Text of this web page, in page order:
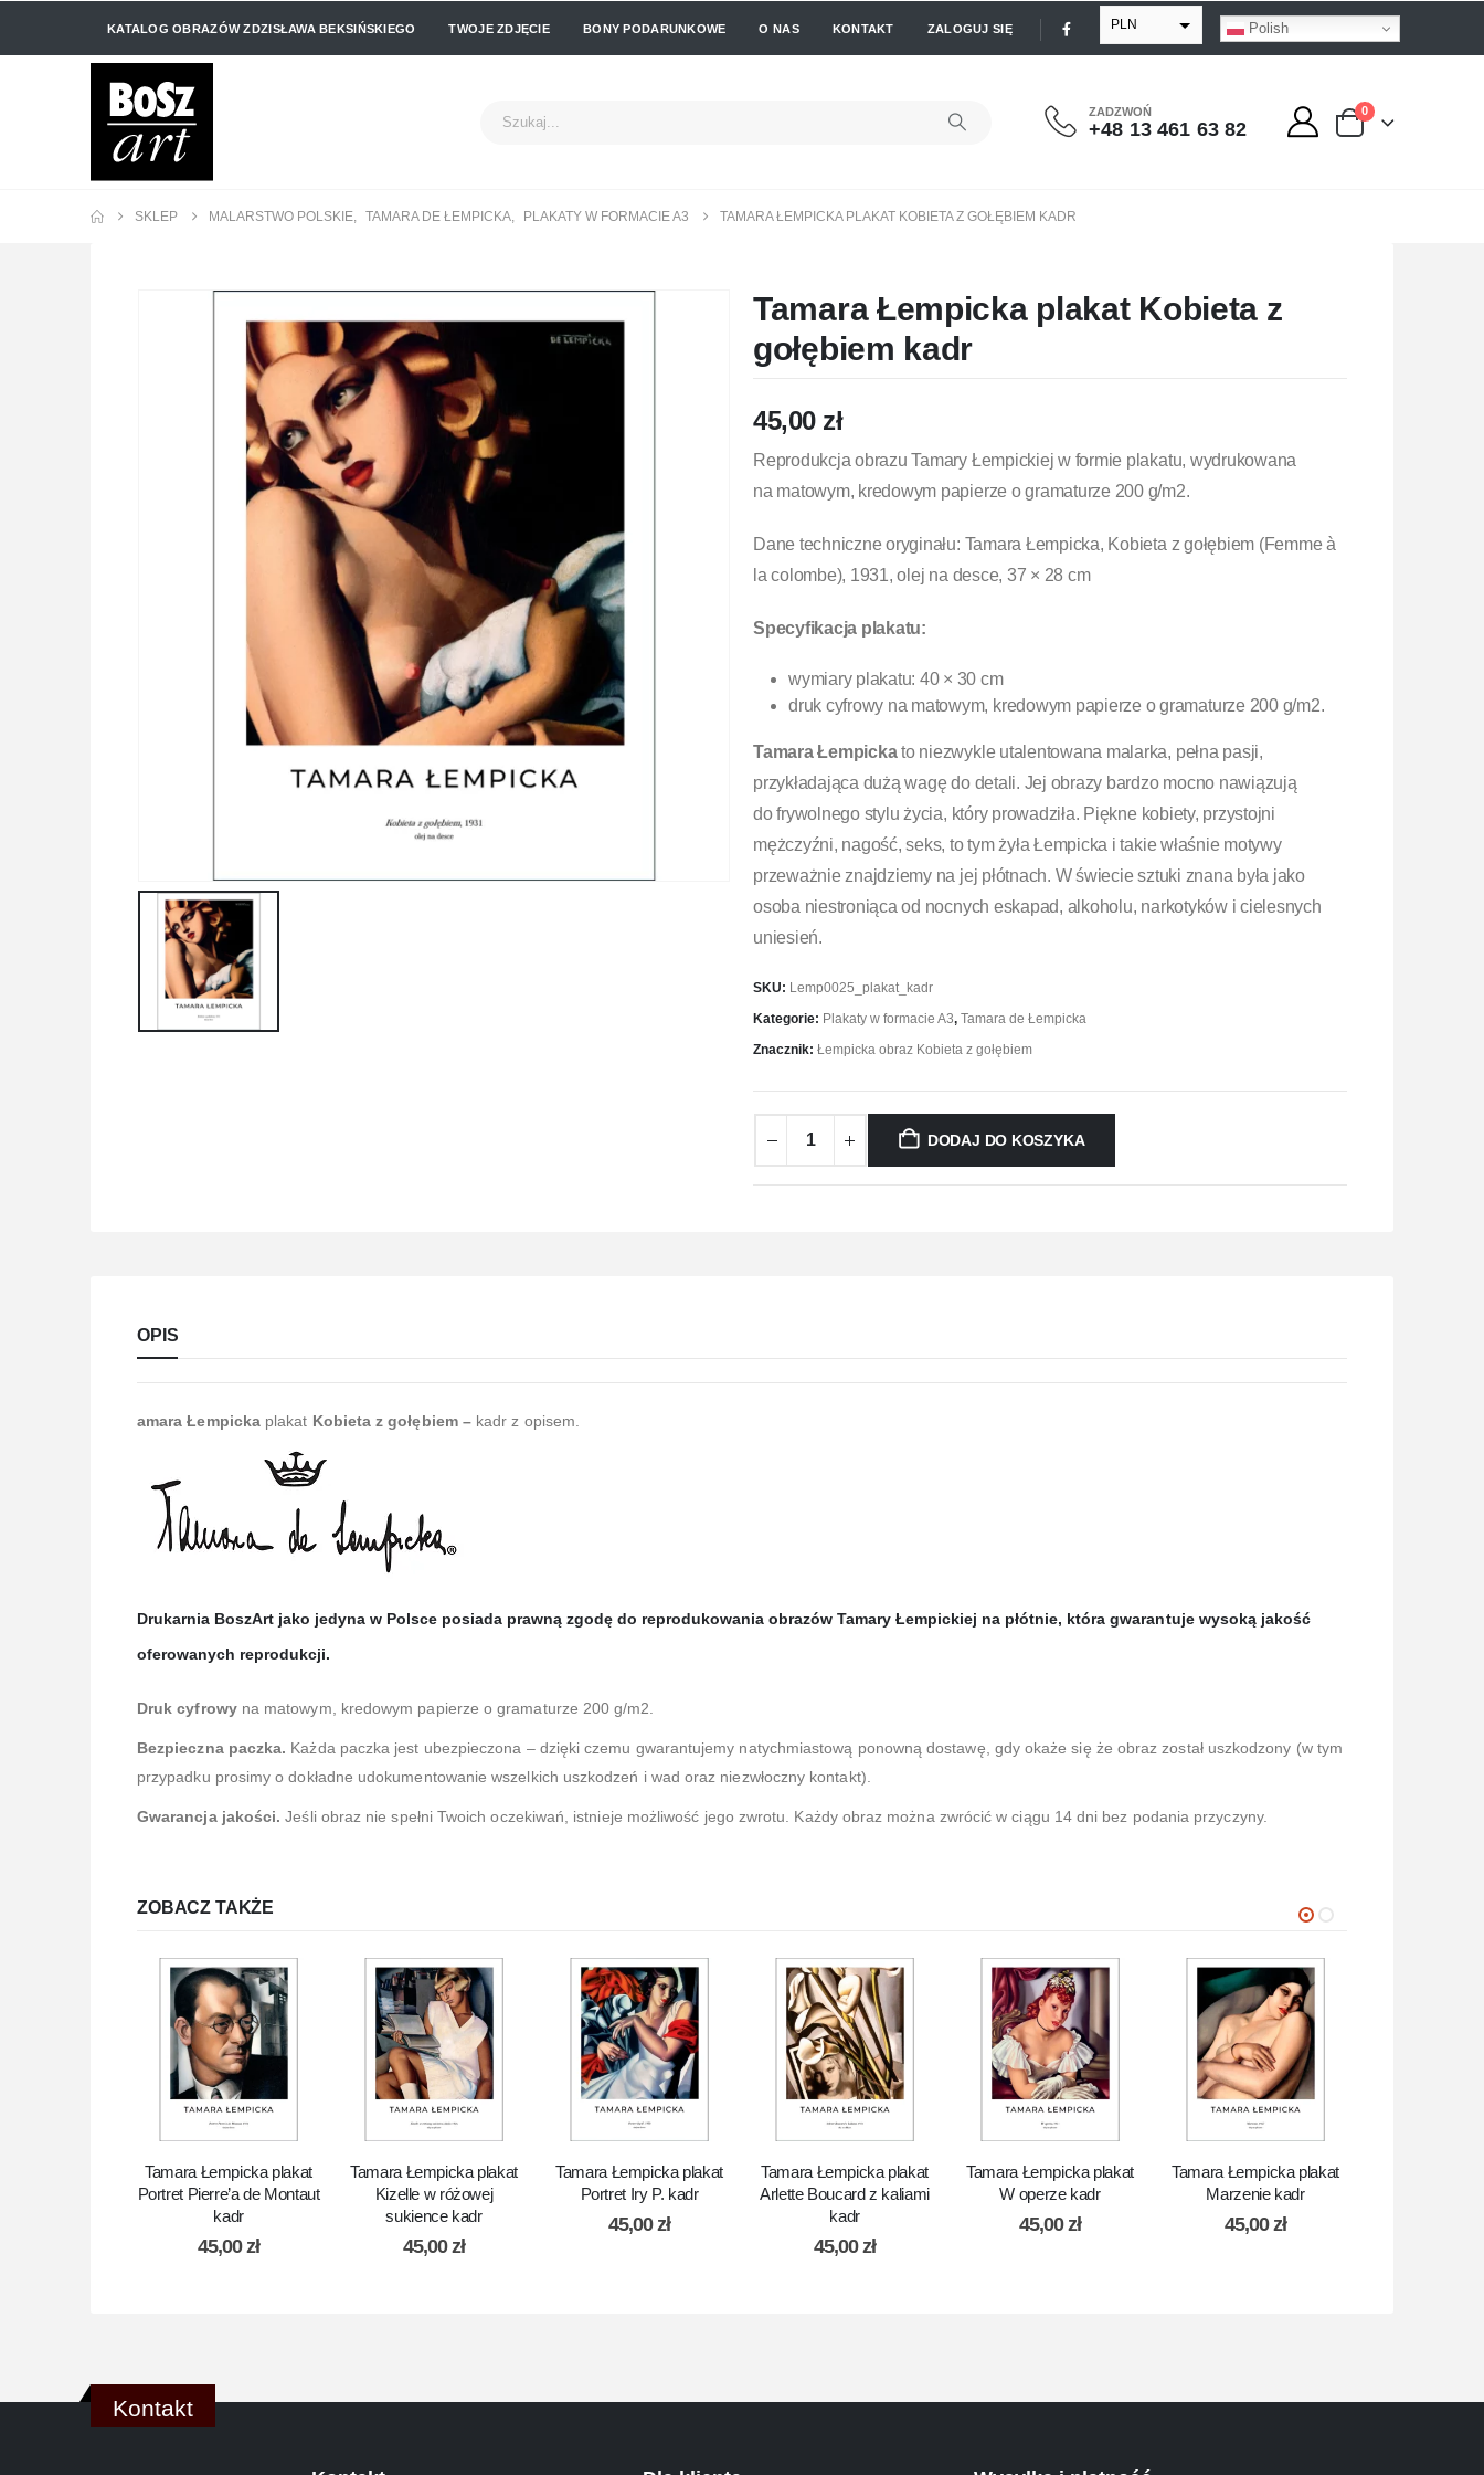
KATALOG OBRAZÓW ZDZISŁAWA BEKSIŃSKIEGO TWOJE ZDJĘCIE BONY PODARUNKOWE O NAS KONTAKT ZALOGUJ SIĘ PLN
GBP
Polish
ZADZWOŃ
+48 13 461 63 82
0
SKLEP MALARSTWO POLSKIE, TAMARA DE ŁEMPICKA, PLAKATY W FORMACIE A3 TAMARA ŁEMPICKA PLAKAT KOBIETA Z GOŁĘBIEM KADR
Tamara Łempicka plakat Kobieta z
gołębiem kadr
45,00 zł
Reprodukcja obrazu Tamary Łempickiej w formie plakatu, wydrukowana
na matowym, kredowym papierze o gramaturze 200 g/m2.
Dane techniczne oryginału: Tamara Łempicka, Kobieta z gołębiem (Femme à
la colombe), 1931, olej na desce, 37 × 28 cm
Specyfikacja plakatu:
wymiary plakatu: 40 × 30 cm
druk cyfrowy na matowym, kredowym papierze o gramaturze 200 g/m2.
Tamara Łempickato niezwykle utalentowana malarka, pełna pasji,
przykładająca dużą wagę do detali. Jej obrazy bardzo mocno nawiązują
do frywolnego stylu życia, który prowadziła. Piękne kobiety, przystojni
mężczyźni, nagość, seks, to tym żyła Łempicka i takie właśnie motywy
przeważnie znajdziemy na jej płótnach. W świecie sztuki znana była jako
osoba niestroniąca od nocnych eskapad, alkoholu, narkotyków i cielesnych
uniesień.
SKU: Lemp0025_plakat_kadr
Kategorie: Plakaty w formacie A3, Tamara de Łempicka
Znacznik: Łempicka obraz Kobieta z gołębiem
DODAJ DO KOSZYKA
OPIS
amara Łempickaplakat Kobieta z gołębiem – kadr z opisem.
Drukarnia BoszArt jako jedyna w Polsce posiada prawną zgodę do reprodukowania obrazów Tamary Łempickiej na płótnie, która gwarantuje wysoką jakość
oferowanych reprodukcji.
Druk cyfrowyna matowym, kredowym papierze o gramaturze 200 g/m2.
Bezpieczna paczka. Każda paczka jest ubezpieczona – dzięki czemu gwarantujemy natychmiastową ponowną dostawę, gdy okaże się że obraz został uszkodzony (w tym
przypadku prosimy o dokładne udokumentowanie wszelkich uszkodzeń i wad oraz niezwłoczny kontakt).
Gwarancja jakości. Jeśli obraz nie spełni Twoich oczekiwań, istnieje możliwość jego zwrotu. Każdy obraz można zwrócić w ciągu 14 dni bez podania przyczyny.
ZOBACZ TAKŻE
Tamara Łempicka plakat
Portret Pierre’a de Montaut
kadr
45,00zł
Tamara Łempicka plakat
Kizelle w różowej
sukience kadr
45,00zł
Tamara Łempicka plakat
Portret Iry P. kadr
45,00zł
Tamara Łempicka plakat
Arlette Boucard z kaliami
kadr
45,00zł
Tamara Łempicka plakat
W operze kadr
45,00zł
Tamara Łempicka plakat
Marzenie kadr
45,00zł
Kontakt